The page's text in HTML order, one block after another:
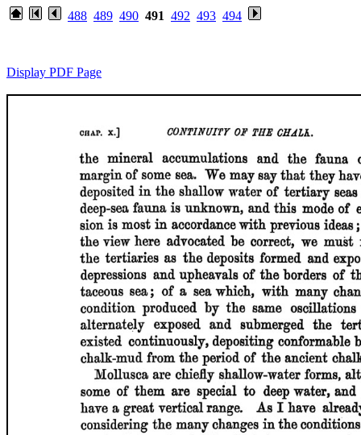
488 489 490 491 492 493 494
Display PDF Page